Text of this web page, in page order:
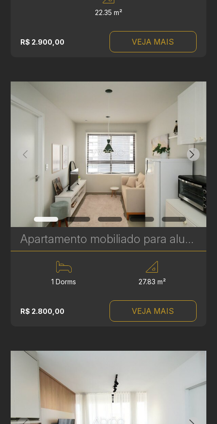
22.35 m²
R$ 2.900,00 VEJA MAIS
Apartamento mobiliado para alugar com 1 quarto no Batel, Curitiba - 27 m² - MUV Residence | Ref. 1810
1 Dorms 27.83 m²
R$ 2.800,00 VEJA MAIS